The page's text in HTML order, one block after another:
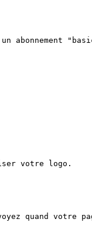
abonnement
votre logo.
quand votre